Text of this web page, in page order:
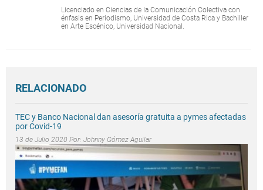
Licenciado en Ciencias de la Comunicación Colectiva con
énfasis en Periodismo, Universidad de Costa Rica y Bachiller
en Arte Escénico, Universidad Nacional.
RELACIONADO
TEC y Banco Nacional dan asesoría gratuita a pymes afectadas
por Covid-19
13 de Julio 2020 Por: Johnny Gómez Aguilar